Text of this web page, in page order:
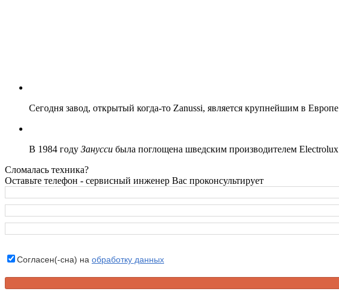
Сегодня завод, открытый когда-то Zanussi, является крупнейшим в Европе
В 1984 году Занусси была поглощена шведским производителем Electrolux
Сломалась техника?
Оставьте телефон - сервисный инженер Вас проконсультирует
Согласен(-сна) на обработку данных